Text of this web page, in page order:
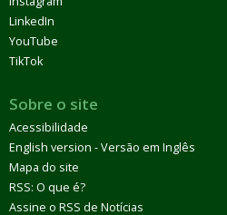
LinkedIn
YouTube
TikTok
Sobre o site
Acessibilidade
English version - Versão em Inglês
Mapa do site
RSS: O que é?
Assine o RSS de Notícias